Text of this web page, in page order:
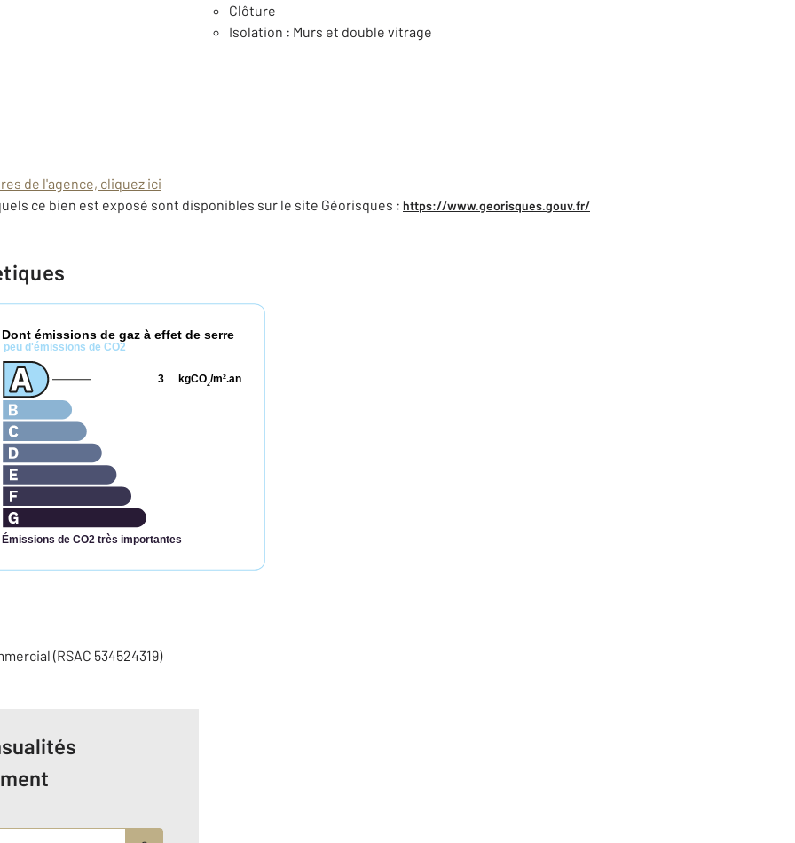
Clôture
Isolation : Murs et double vitrage
de l'agence, cliquez ici
ce bien est exposé sont disponibles sur le site Géorisques : https://www.georisques.gouv.fr/
Dont émissions de gaz à effet de serre
peu d'émissions de CO2
Émissions de CO2 très importantes
kgCO2/m2.an
3
(RSAC 534524319)